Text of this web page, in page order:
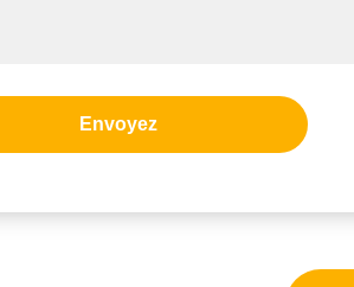
Envoyez